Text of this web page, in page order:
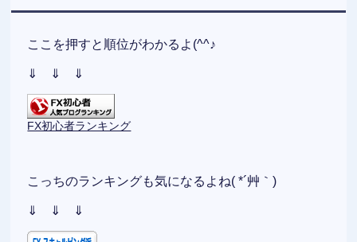
ここを押すと順位がわかるよ(^^♪
⇓ ⇓ ⇓
FX初心者ランキング
こっちのランキングも気になるよね( *´艸｀)
⇓ ⇓ ⇓